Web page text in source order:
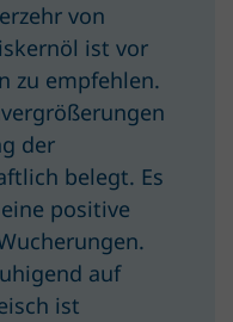
von
ist vor
zu empfehlen.
der
belegt. Es
positive
auf
ist